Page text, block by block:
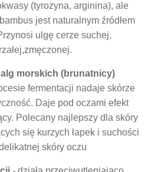
(tyrozyna, arginina), ale
jest naturalnym źródłem
ulgę cerze suchej,
morskich (brunatnicy)
fermentacji nadaje skórze
Daje pod oczami efekt
Polecany najlepszy dla skóry
się kurzych łapek i suchości
skóry oczu